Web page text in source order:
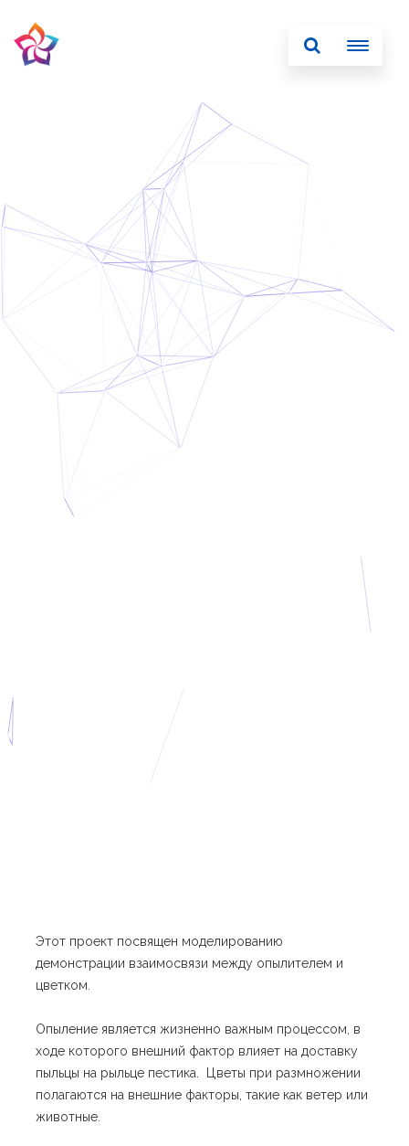
Этот проект посвящен моделированию
демонстрации взаимосвязи между опылителем и
цветком.
Опыление является жизненно важным процессом, в
ходе которого внешний фактор влияет на доставку
пыльцы на рыльце пестика. Цветы при размножении
полагаются на внешние факторы, такие как ветер или
животные.